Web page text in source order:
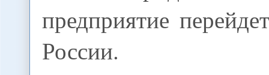
предприятие
России.